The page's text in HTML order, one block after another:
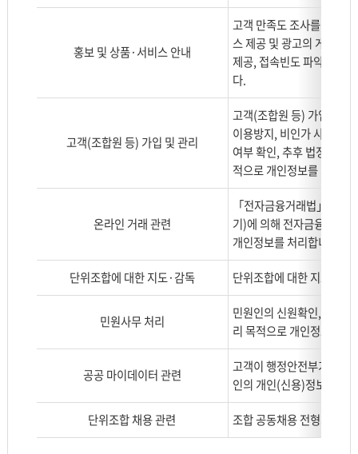
적
로
어
합
다.
홍보 및 상품·서비스 안내
고객 만족도 조사를 통한
스 제공 및 광고의 게재, 서
제공, 접속빈도 파악, 고객
다.
고객(조합원 등) 가입 및 관리
고객(조합원 등) 가입, 회
이용방지, 비인가 사용방
여부 확인, 추후 법정대리
적으로 개인정보를 처리합
온라인 거래 관련
「전자금융거래법」 제
기)에 의해 전자금융거래
개인정보를 처리합니다.
단위조합에 대한 지도·감독
단위조합에 대한 지도 및
민원사무 처리
민원인의 신원확인, 민원
리 목적으로 개인정보를
공공 마이데이터 관련
고객이 행정안전부가 운영
인의 개인(신용)정보를 본
단위조합 채용 관련
조합 공동채용 전형의 진